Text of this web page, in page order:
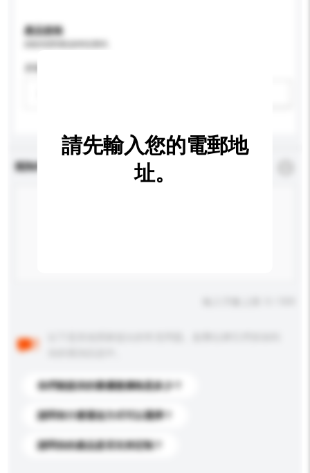
產品規格
查詢內容
你們能提供的最優惠價格是多少？
請問有什麼運送方式可以選擇？
請問你的產品是否支持定制？
請先輸入您的電郵地
址。